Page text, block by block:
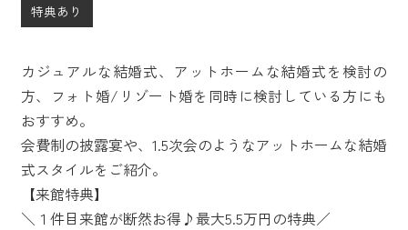
特典あり
カジュアルな結婚式、アットホームな結婚式を検討の
方、フォト婚/リゾート婚を同時に検討している方にも
おすすめ。
会費制の披露宴や、1.5次会のようなアットホームな結婚
式スタイルをご紹介。
【来館特典】
＼１件目来館が断然お得♪最大5.5万円の特典／